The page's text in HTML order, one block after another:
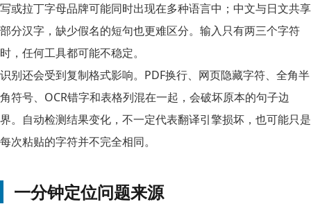
写或拉丁字母品牌可能同时出现在多种语言中；中文与日文共享
部分汉字，缺少假名的短句也更难区分。输入只有两三个字符
时，任何工具都可能不稳定。
识别还会受到复制格式影响。PDF换行、网页隐藏字符、全角半
角符号、OCR错字和表格列混在一起，会破坏原本的句子边
界。自动检测结果变化，不一定代表翻译引擎损坏，也可能只是
每次粘贴的字符并不完全相同。
一分钟定位问题来源